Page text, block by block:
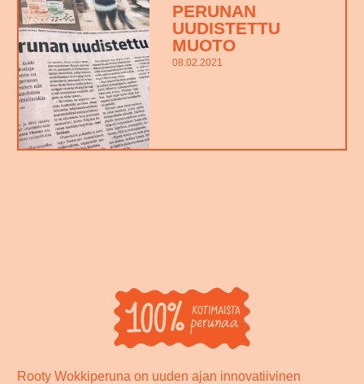
PERUNAN
UUDISTETTU
MUOTO
08.02.2021
Rooty Wokkiperuna on uuden ajan innovatiivinen